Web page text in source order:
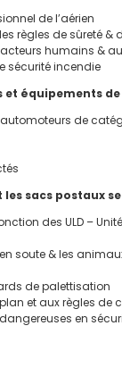
de l’aérien
règles de sûreté &
humains &
sécurité incendie
et équipements
de
sacs postaux
des ULD –
soute & les
de palettisation
et aux règles de
en